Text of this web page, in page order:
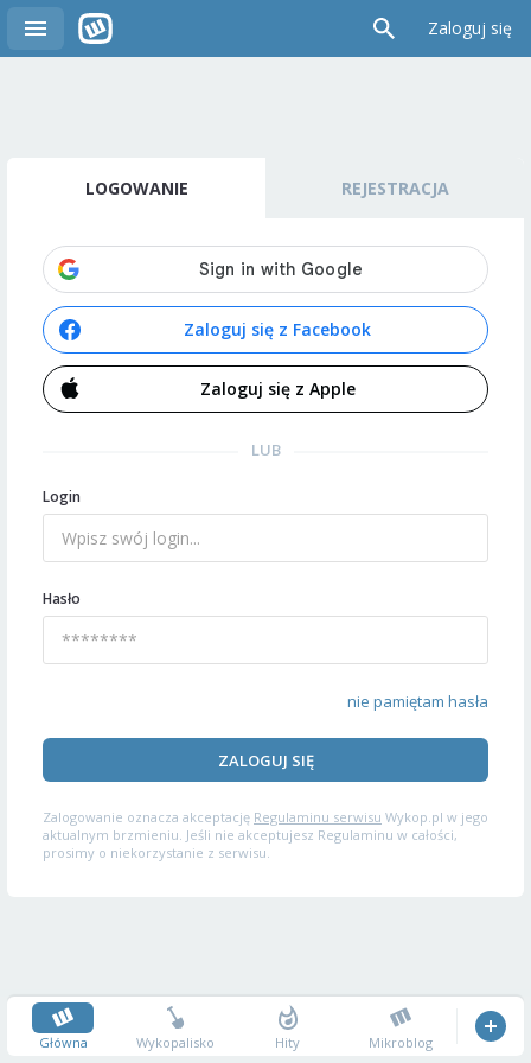
Zaloguj się
LOGOWANIE REJESTRACJA
Zaloguj się z Facebook
Zaloguj się z Apple
LUB
Login
Hasło
nie pamiętam hasła
ZALOGUJ SIĘ
Zalogowanie oznacza akceptację Regulaminu serwisu Wykop.pl w jego
aktualnym brzmieniu. Jeśli nie akceptujesz Regulaminu w całości,
prosimy o niekorzystanie z serwisu.
Główna Wykopalisko Hity Mikroblog